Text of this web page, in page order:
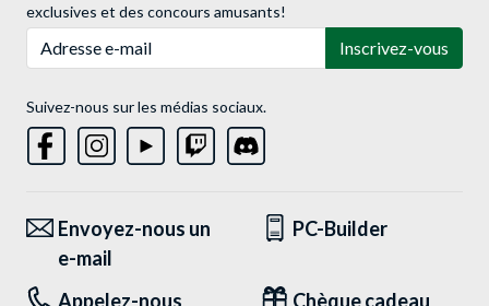
exclusives et des concours amusants!
Inscrivez-vous
Suivez-nous sur les médias sociaux.
Envoyez-nous un
e-mail
PC-Builder
Appelez-nous Chèque cadeau